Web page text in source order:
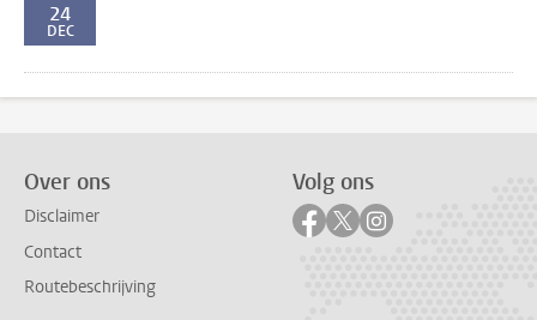
24
DEC
Over ons
Disclaimer
Contact
Routebeschrijving
Volg ons
Volg ons op facebook
Volg ons op twitter
Volg ons op